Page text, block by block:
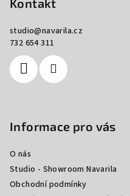
Kontakt
studio@navarila.cz
732 654 311
Informace pro vás
O nás
Studio - Showroom Navarila
Obchodní podmínky